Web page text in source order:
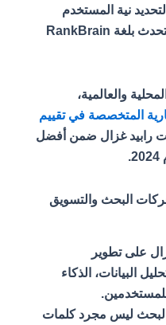
نية المستخدم
(User Intent) وإنشاء محتوى يتحدث بلغة RankBrain
والعالمية،
المتخصصة في تقييم
غزال ضمن أفضل
البحث والتسويق
على تطوير
البيانات، الذكاء
ليس مجرد كلمات